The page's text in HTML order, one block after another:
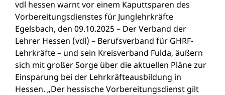
vdl hessen warnt vor einem Kaputtsparen des
Vorbereitungsdienstes für Junglehrkräfte
Egelsbach, den 09.10.2025 – Der Verband der
Lehrer Hessen (vdl) – Berufsverband für GHRF-
Lehrkräfte – und sein Kreisverband Fulda, äußern
sich mit großer Sorge über die aktuellen Pläne zur
Einsparung bei der Lehrkräfteausbildung in
Hessen. „Der hessische Vorbereitungsdienst gilt